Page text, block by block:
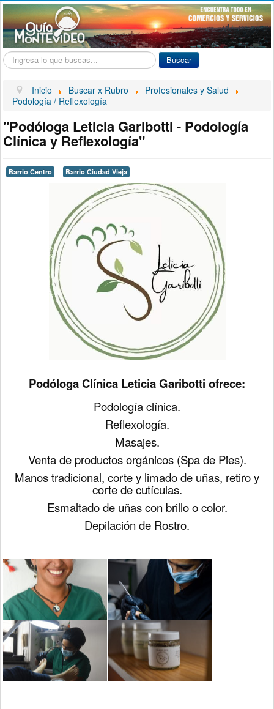
Buscar... Buscar
Inicio Buscar x Rubro
Profesionales y Salud
Podología / Reflexología
"Podóloga Leticia Garibotti - Podología
Clínica y Reflexología"
Barrio Centro Barrio Ciudad Vieja
Podóloga Clínica Leticia Garibotti ofrece:
Podología clínica.
Reflexología.
Masajes.
Venta de productos orgánicos (Spa de Pies).
Manos tradicional, corte y limado de uñas, retiro y
corte de cutículas.
Esmaltado de uñas con brillo o color.
Depilación de Rostro.